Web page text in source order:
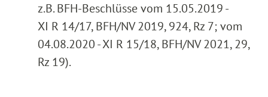
z.B. BFH-Beschlüsse vom 15.05.2019 -
XI R 14/17, BFH/NV 2019, 924, Rz 7; vom
04.08.2020 - XI R 15/18, BFH/NV 2021, 29,
Rz 19).